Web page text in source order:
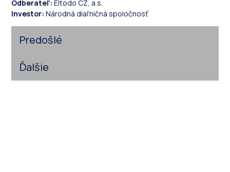
Odberateľ: Eltodo CZ, a.s.
Investor: Národná diaľničná spoločnosť
Predošlé
Ďalšie